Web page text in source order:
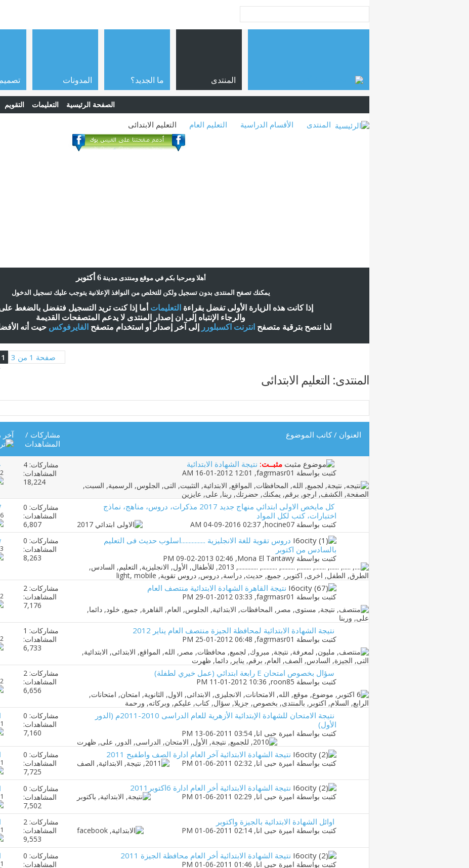
المنتدى
الصفحة الرئيسية التعليمات التقويم
ما الجديد؟ المدونات
المنتدى الأقسام الدراسية التعليم العام التعليم الابتدائى
أهلا ومرحبا بكم في موقع ومنتدى مدينة6 أكتوبر
يمكنك تصفح المنتدى بدون تسجيل ولكن للتخلص من النوافذ الإعلانية يتوجب عليك تسجيل الدخول
إذا كانت هذه الزيارة الأولى تفضل بقراءة التعليمات ما إذا كنت تريد التسجيل فتفضل بالضغط
والرجاء الإنتباه إلى ان إصدار المنتدى لا يدعم المتصفحات القديمة
لذا ننصح بترقية متصفح انترنت اكسبلورر إلى آخر إصدار أو استخدام متصفح الفايرفوكس حيت أنه
صفحة 1 من 3 1
المنتدى: التعليم الابتدائى
العنوان /كاتب الموضوع مشاركات /
المشاهدات
آخر
مثبــت: نتيجة الشهادة الابتدائية
كتبت بواسطة fagrmasr01
‏, 16-01-2012 12:01 AM
مشاركات: 4
المشاهدات:
18,224
كل مايخص الاولى ابتدائي منهاج جديد 2017 مذكرات، دروس، مناهج، نماذج
اختبارات، كتب لكل المواد
كتبت بواسطة hocine07
‏, 04-09-2016 02:37 AM
مشاركات: 0
المشاهدات:
6,807
دروس تقوية للغة الانجليزية ................اسلوب حديث فى التعليم
بالسادس من اكتوبر
كتبت بواسطة Mona El Tantawy
‏, 09-02-2013 02:46 PM
مشاركات: 0
المشاهدات:
8,263
نتيجة القاهرة الشهادة الابتدائية منتصف العام
كتبت بواسطة fagrmasr01
‏, 29-01-2012 03:33 PM
مشاركات: 2
المشاهدات:
7,176
نتيجة الشهادة الابتدائية لمحافظة الجيزة منتصف العام يناير 2012
كتبت بواسطة fagrmasr01
‏, 25-01-2012 06:48 PM
مشاركات: 1
المشاهدات:
6,733
سؤال بخصوص امتحان E رابعة ابتدائي (عمل خيري لطفلة)
كتبت بواسطة roon85
‏, 11-01-2012 10:36 PM
مشاركات: 2
المشاهدات:
6,656
نتيجة الامتحان للشهادة الإبتدائية الأزهرية للعام الدراسى 2010-2011م (الدور
الأول)
كتبت بواسطة اميرة حبى انا‏, 13-06-2011 03:54 PM
مشاركات: 0
المشاهدات:
7,160
نتيجة الشهادة الابتدائية آخر العام ادارة الصف واطفيح 2011
كتبت بواسطة اميرة حبى انا‏, 01-06-2011 02:32 PM
مشاركات: 0
المشاهدات:
7,725
نتيجة الشهادة الابتدائية أخر العام ادارة 6اكتوبر2011
كتبت بواسطة اميرة حبى انا‏, 01-06-2011 02:29 PM
مشاركات: 0
المشاهدات:
7,502
اوائل الشهادة الابتدائية بالجيزة واكتوبر
كتبت بواسطة اميرة حبى انا‏, 01-06-2011 02:14 PM
مشاركات: 2
المشاهدات:
9,553
نتيجة الشهادة الابتدائية أخر العام محافظة الجيزة 2011
كتبت بواسطة اميرة حبى انا‏, 01-06-2011 01:46 PM
مشاركات: 0
المشاهدات: